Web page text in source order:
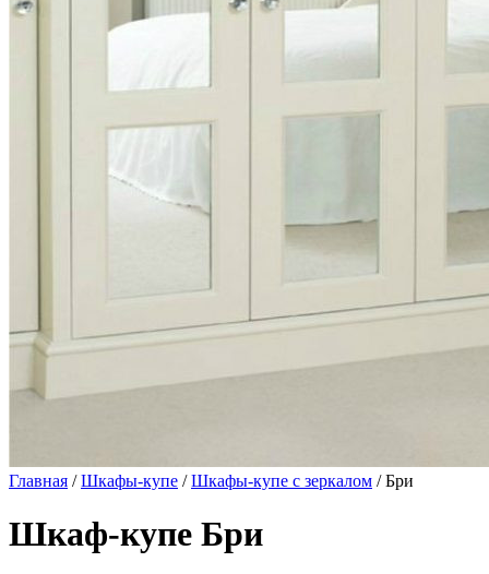
Главная /Шкафы-купе /Шкафы-купе с зеркалом / Бри
Шкаф-купе Бри